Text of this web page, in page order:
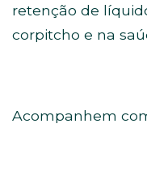
retenção de
corpitcho e na
Acompanhem